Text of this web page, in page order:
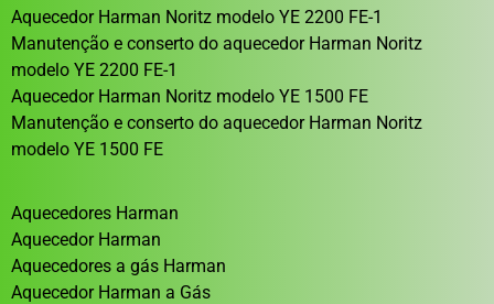
Aquecedor Harman Noritz modelo YE 2200 FE-1
Manutenção e conserto do aquecedor Harman Noritz
modelo YE 2200 FE-1
Aquecedor Harman Noritz modelo YE 1500 FE
Manutenção e conserto do aquecedor Harman Noritz
modelo YE 1500 FE
Aquecedores Harman
Aquecedor Harman
Aquecedores a gás Harman
Aquecedor Harman a Gás